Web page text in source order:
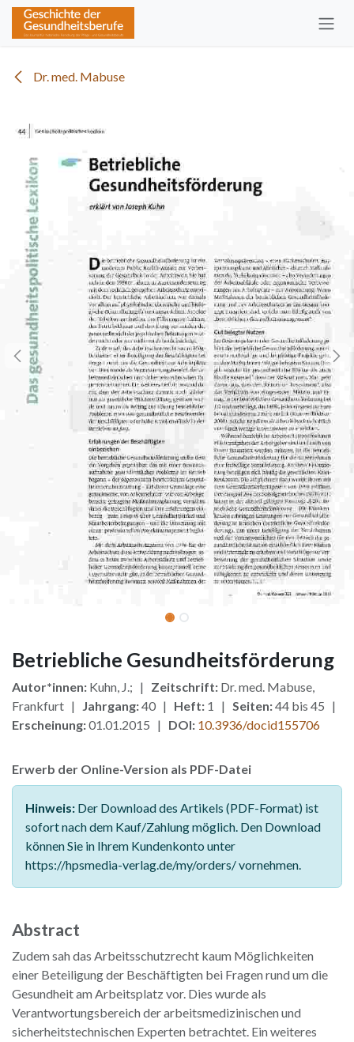
Zum Inhalt springen
Dr. med. Mabuse
Betriebliche Gesundheitsförderung
Autor*innen: Kuhn, J.; | Zeitschrift: Dr. med. Mabuse,
Frankfurt | Jahrgang:40 | Heft: 1 | Seiten:44 bis 45 |
Erscheinung:01.01.2015 | DOI: 10.3936/docid155706
Erwerb der Online-Version als PDF-Datei
Hinweis: Der Download des Artikels (PDF-Format) ist
sofort nach dem Kauf/Zahlung möglich. Den Download
können Sie in Ihrem Kundenkonto unter
https://hpsmedia-verlag.de/my/orders/ vornehmen.
Abstract
Zudem sah das Arbeitsschutzrecht kaum Möglichkeiten
einer Beteiligung der Beschäftigten bei Fragen rund um die
Gesundheit am Arbeitsplatz vor. Dies wurde als
Verantwortungsbereich der arbeitsmedizinischen und
sicherheitstechnischen Experten betrachtet. Ein weiteres